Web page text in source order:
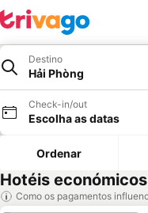
Destino
Hải Phòng
Check-in/out
Escolha as datas
Ordenar
Hotéis
Como os pagamentos